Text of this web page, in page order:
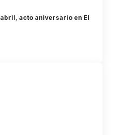
acto aniversario en El